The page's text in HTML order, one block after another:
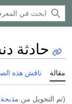
حادثة
مقالة ناقش هذه
(تم التحويل من